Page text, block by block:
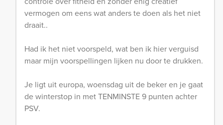
vermogen om eens wat anders te doen als het niet
draait..
Had ik het niet voorspeld, wat ben ik hier verguisd
maar mijn voorspellingen lijken nu door te drukken.
Je ligt uit europa, woensdag uit de beker en je gaat
de winterstop in met TENMINSTE 9 punten achter
PSV.